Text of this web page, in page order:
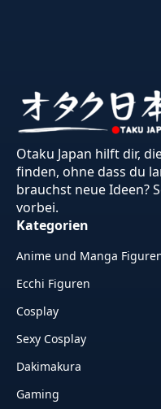
Otaku Japan hilft dir,
finden, ohne dass du
brauchst neue Ideen?
vorbei.
Kategorien
Anime und Manga
Ecchi Figuren
Cosplay
Sexy Cosplay
Dakimakura
Gaming